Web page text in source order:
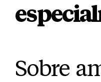
Sobre